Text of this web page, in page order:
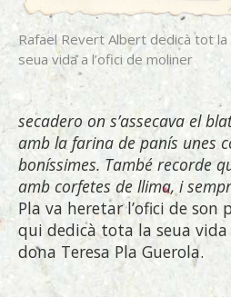
Rafael Revert Albert dedicà tot la
seua vida a l’ofici de moliner
secadero on s’assecava el
amb la farina de panís unes
boníssimes. També recorde
amb corfetes de llima, i
Pla va heretar l’ofici de son
qui dedicà tota la seua
dona Teresa Pla Guerola.